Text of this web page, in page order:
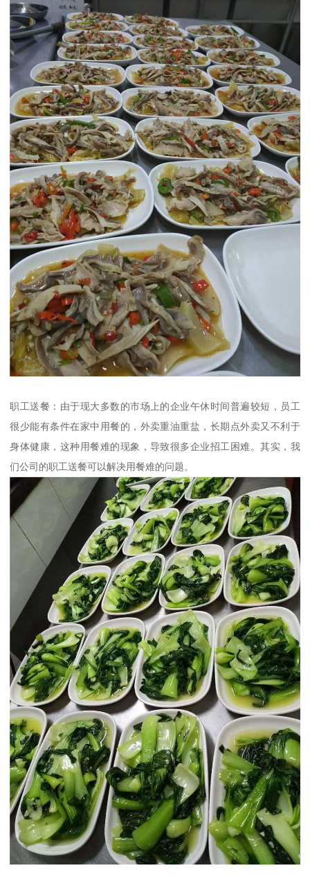
职工送餐：由于现大多数的市场上的企业午休时间普遍较短，员工
很少能有条件在家中用餐的，外卖重油重盐，长期点外卖又不利于
身体健康，这种用餐难的现象，导致很多企业招工困难。其实，我
们公司的职工送餐可以解决用餐难的问题。